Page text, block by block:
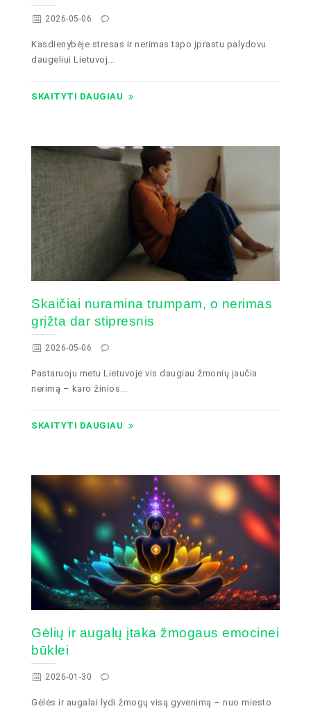
2026-05-06
Kasdienybėje stresas ir nerimas tapo įprastu palydovu
daugeliui Lietuvoj...
SKAITYTI DAUGIAU
Skaičiai nuramina trumpam, o nerimas
grįžta dar stipresnis
2026-05-06
Pastaruoju metu Lietuvoje vis daugiau žmonių jaučia
nerimą – karo žinios...
SKAITYTI DAUGIAU
Gėlių ir augalų įtaka žmogaus emocinei
būklei
2026-01-30
Gėlės ir augalai lydi žmogų visą gyvenimą – nuo miesto